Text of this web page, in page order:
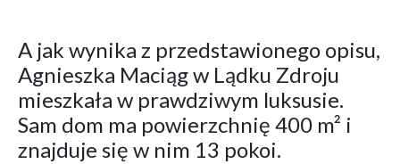
A jak wynika z przedstawionego opisu,
Agnieszka Maciąg w Lądku Zdroju
mieszkała w prawdziwym luksusie.
Sam dom ma powierzchnię 400 m² i
znajduje się w nim 13 pokoi.